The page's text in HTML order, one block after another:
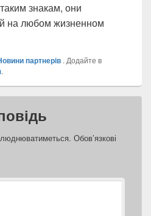
знакам, они
на любом жизненном
партнерів . Додайте в
.
Обов’язкові